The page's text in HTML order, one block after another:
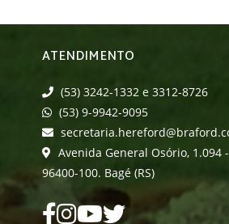
ATENDIMENTO
(53) 3242-1332 e 3312-8726
(53) 9-9942-9095
Avenida General Osório, 1.094
96400-100. Bagé (RS)